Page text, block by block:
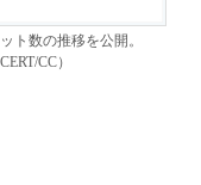
ト数の推移を公開。
CC）